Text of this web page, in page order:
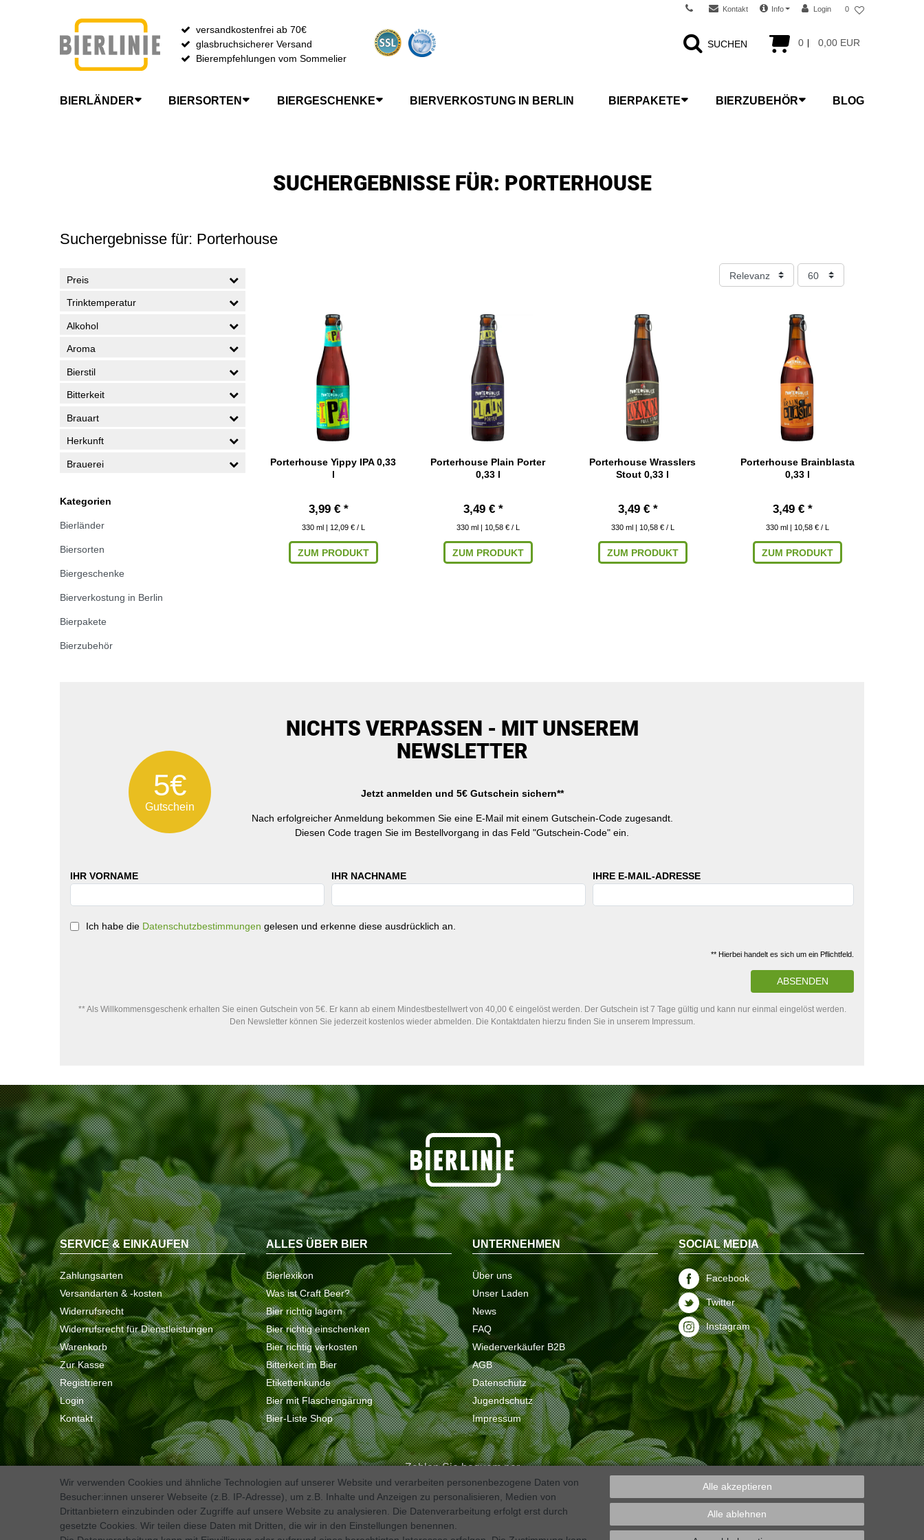
Kontakt Info Login 0
0 0,00 EUR
versandkostenfrei ab 70€
glasbruchsicherer Versand
Bierempfehlungen vom Sommelier
SUCHEN
BIERLÄNDER BIERSORTEN BIERGESCHENKE BIERVERKOSTUNG IN BERLIN BIERPAKETE BIERZUBEHÖR BLOG
SUCHERGEBNISSE FÜR: PORTERHOUSE
Suchergebnisse für: Porterhouse
Preis
Trinktemperatur
Alkohol
Aroma
Bierstil
Bitterkeit
Brauart
Herkunft
Brauerei
Kategorien
Bierländer
Biersorten
Biergeschenke
Bierverkostung in Berlin
Bierpakete
Bierzubehör
Porterhouse Yippy IPA 0,33
l
3,99 € *
330 ml | 12,09 € / L
ZUM PRODUKT
Porterhouse Plain Porter
0,33 l
3,49 € *
330 ml | 10,58 € / L
ZUM PRODUKT
Porterhouse Wrasslers
Stout 0,33 l
3,49 € *
330 ml | 10,58 € / L
ZUM PRODUKT
Porterhouse Brainblasta
0,33 l
3,49 € *
330 ml | 10,58 € / L
ZUM PRODUKT
5€
Gutschein
NICHTS VERPASSEN - MIT UNSEREM
NEWSLETTER
Jetzt anmelden und 5€ Gutschein sichern**
Nach erfolgreicher Anmeldung bekommen Sie eine E-Mail mit einem Gutschein-Code zugesandt.
Diesen Code tragen Sie im Bestellvorgang in das Feld "Gutschein-Code" ein.
IHR VORNAME IHR NACHNAME IHRE E-MAIL-ADRESSE
Ich habe die Datenschutzbestimmungen gelesen und erkenne diese ausdrücklich an.
** Hierbei handelt es sich um ein Pflichtfeld.
ABSENDEN
** Als Willkommensgeschenk erhalten Sie einen Gutschein von 5€. Er kann ab einem Mindestbestellwert von 40,00 € eingelöst werden. Der Gutschein ist 7 Tage gültig und kann nur einmal eingelöst werden.
Den Newsletter können Sie jederzeit kostenlos wieder abmelden. Die Kontaktdaten hierzu finden Sie in unserem Impressum.
SERVICE & EINKAUFEN
Zahlungsarten
Versandarten & -kosten
Widerrufsrecht
Widerrufsrecht für Dienstleistungen
Warenkorb
Zur Kasse
Registrieren
Login
Kontakt
ALLES ÜBER BIER
Bierlexikon
Was ist Craft Beer?
Bier richtig lagern
Bier richtig einschenken
Bier richtig verkosten
Bitterkeit im Bier
Etikettenkunde
Bier mit Flaschengärung
Bier-Liste Shop
UNTERNEHMEN
Über uns
Unser Laden
News
FAQ
Wiederverkäufer B2B
AGB
Datenschutz
Jugendschutz
Impressum
SOCIAL MEDIA
Facebook
Twitter
Instagram
VERTRAG WIDERRUFEN
Zahlen Sie bequem per
Wir verwenden Cookies und ähnliche Technologien auf unserer Website und verarbeiten personenbezogene Daten von
Besucher:innen unserer Webseite (z.B. IP-Adresse), um z.B. Inhalte und Anzeigen zu personalisieren, Medien von
Drittanbietern einzubinden oder Zugriffe auf unsere Website zu analysieren. Die Datenverarbeitung erfolgt erst durch
gesetzte Cookies. Wir teilen diese Daten mit Dritten, die wir in den Einstellungen benennen.
Alle akzeptieren
Alle ablehnen